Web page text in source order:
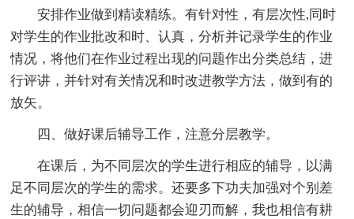
安排作业做到精读精练。有针对性，有层次性,同时
对学生的作业批改和时、认真，分析并记录学生的作业
情况，将他们在作业过程出现的问题作出分类总结，进
行评讲，并针对有关情况和时改进教学方法，做到有的
放矢。
四、做好课后辅导工作，注意分层教学。
在课后，为不同层次的学生进行相应的辅导，以满
足不同层次的学生的需求。还要多下功夫加强对个别差
生的辅导，相信一切问题都会迎刃而解，我也相信有耕